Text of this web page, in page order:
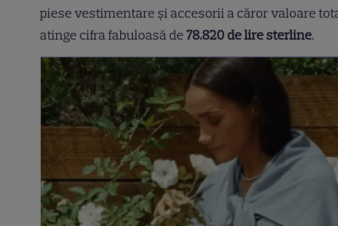
piese vestimentare și accesorii a căror valoare
atinge cifra fabuloasă de 78.820 de lire sterline.